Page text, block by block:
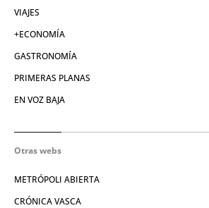
VIAJES
+ECONOMÍA
GASTRONOMÍA
PRIMERAS PLANAS
EN VOZ BAJA
Otras webs
METRÓPOLI ABIERTA
CRÓNICA VASCA